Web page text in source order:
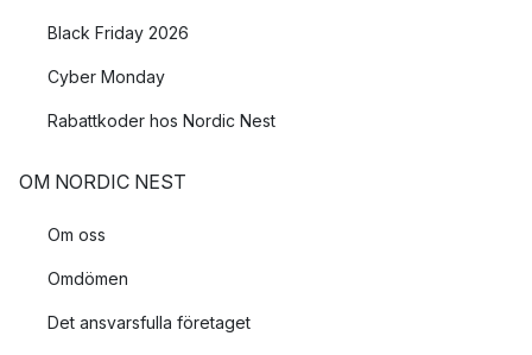
Black Friday 2026
Cyber Monday
Rabattkoder hos Nordic Nest
OM NORDIC NEST
Om oss
Omdömen
Det ansvarsfulla företaget